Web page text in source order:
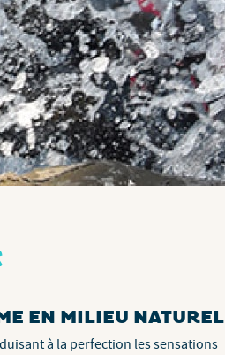
EN MILIEU NATUREL
à la perfection les sensations